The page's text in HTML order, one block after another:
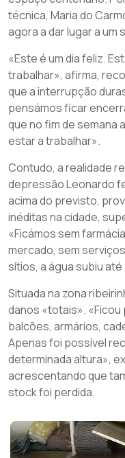
técnica, Maria do
agora a dar lugar a um
«Este é um dia feliz.
trabalhar», afirma,
que a interrupção
pensámos ficar
que no fim de semana
estar a trabalhar».
Contudo, a realidade
depressão Leonardo
acima do previsto,
inéditas na cidade,
«Ficámos sem
mercado, sem
sítios, a água subiu
Situada na zona
danos «totais».
balcões, armários,
Apenas foi possível
determinada altura»,
acrescentando que
stock foi perdida.